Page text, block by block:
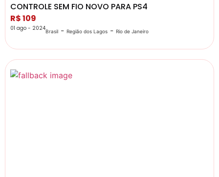
CONTROLE SEM FIO NOVO PARA PS4
R$ 109
01 ago - 2024Brasil - Região dos Lagos - Rio de Janeiro